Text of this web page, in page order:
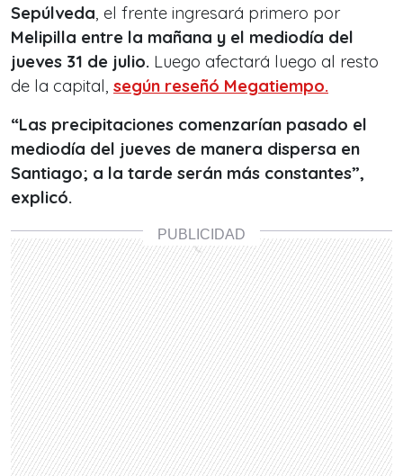
Sepúlveda, el frente ingresará primero por
Melipilla entre la mañana y el mediodía del
jueves 31 de julio. Luego afectará luego al resto
de la capital, según reseñó Megatiempo.
“Las precipitaciones comenzarían pasado el
mediodía del jueves de manera dispersa en
Santiago; a la tarde serán más constantes”,
explicó.